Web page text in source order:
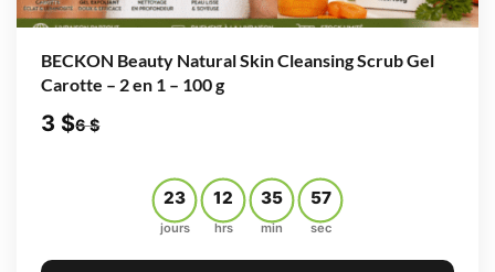
BECKON Beauty Natural Skin Cleansing Scrub Gel
Carotte – 2 en 1 – 100 g
3 $6$
23
jours
12
hrs
35
min
56
sec